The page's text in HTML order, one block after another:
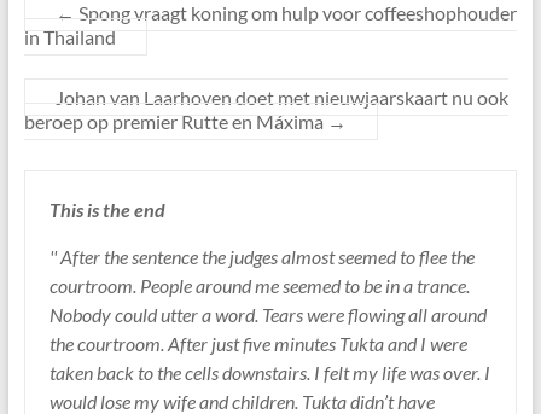
← Spong vraagt koning om hulp voor coffeeshophouder
in Thailand
Johan van Laarhoven doet met nieuwjaarskaart nu ook
beroep op premier Rutte en Máxima →
This is the end
'' After the sentence the judges almost seemed to flee the
courtroom. People around me seemed to be in a trance.
Nobody could utter a word. Tears were flowing all around
the courtroom. After just five minutes Tukta and I were
taken back to the cells downstairs. I felt my life was over. I
would lose my wife and children. Tukta didn’t have